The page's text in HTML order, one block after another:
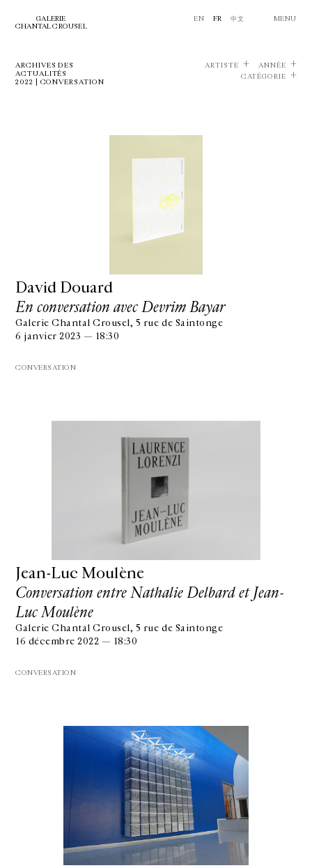
GALERIE
CHANTAL CROUSEL
EN FR 中文 MENU
ARCHIVES DES
ACTUALITÉS
2022 | CONVERSATION
ARTISTE
ANNÉE
CATÉGORIE
David Douard
En conversation avec Devrim Bayar
Galerie Chantal Crousel, 5 rue de Saintonge
6 janvier 2023 — 18:30
CONVERSATION
Jean-Luc Moulène
Conversation entre Nathalie Delbard et Jean-
Luc Moulène
Galerie Chantal Crousel, 5 rue de Saintonge
16 décembre 2022 — 18:30
CONVERSATION